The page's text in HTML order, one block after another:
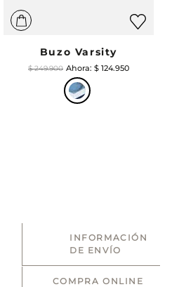
Buzo Varsity
$ 249.900 $ 124.950
INFORMACIÓN
DE ENVÍO
COMPRA ONLINE